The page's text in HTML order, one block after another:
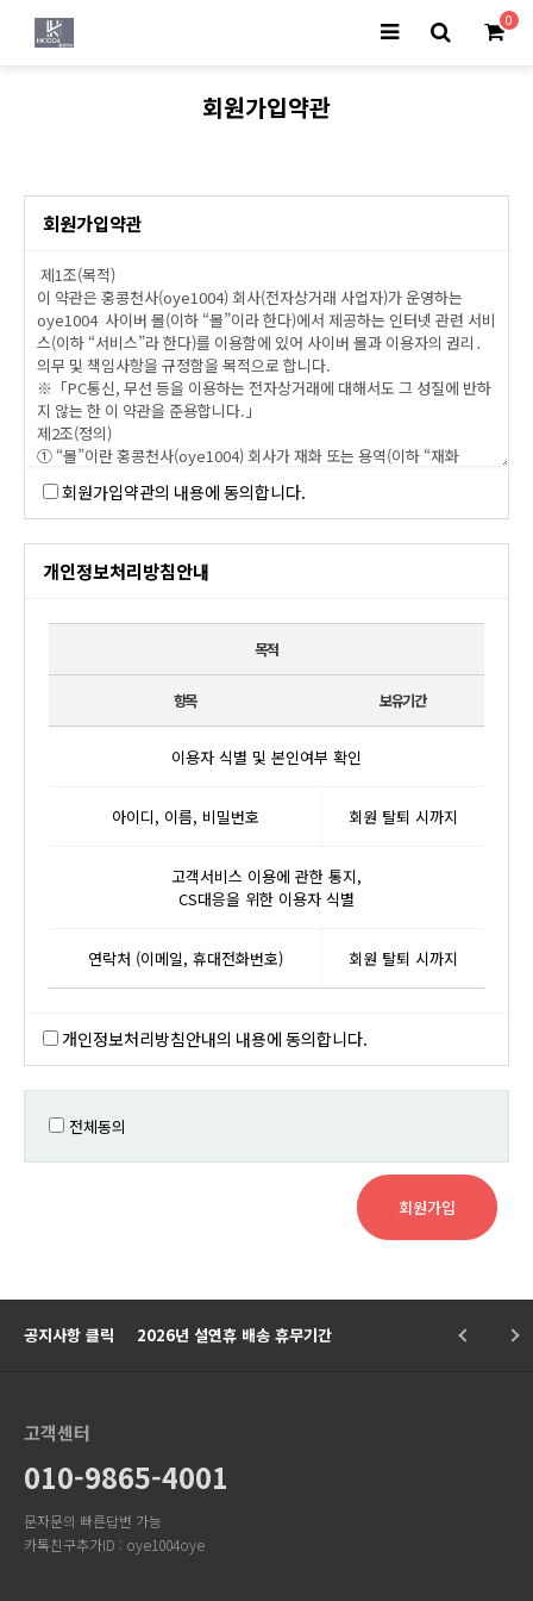
0
회원가입약관
회원가입약관
회원가입약관의 내용에 동의합니다.
개인정보처리방침안내
목적
항목 보유기간
이용자 식별 및 본인여부 확인
아이디, 이름, 비밀번호 회원 탈퇴 시까지
고객서비스 이용에 관한 통지,
CS대응을 위한 이용자 식별
연락처 (이메일, 휴대전화번호) 회원 탈퇴 시까지
개인정보처리방침안내의 내용에 동의합니다.
전체동의
공지사항 클릭 2026년 설연휴 배송 휴무기간
고객센터
010-9865-4001
문자문의 빠른답변 가능
카톡친구추가ID : oye1004oye